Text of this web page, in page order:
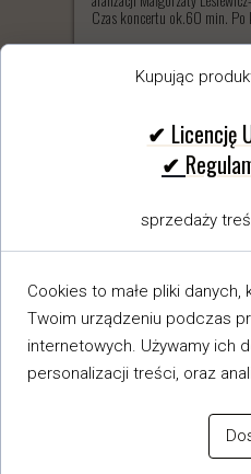
Czas koncertu ok.60 min. Po
Kupując
✔ Licencję
✔
sprzedaży
Cookies to małe pliki
Twoim urządzeniu podczas
internetowych. Używamy ich
personalizacji treści, oraz